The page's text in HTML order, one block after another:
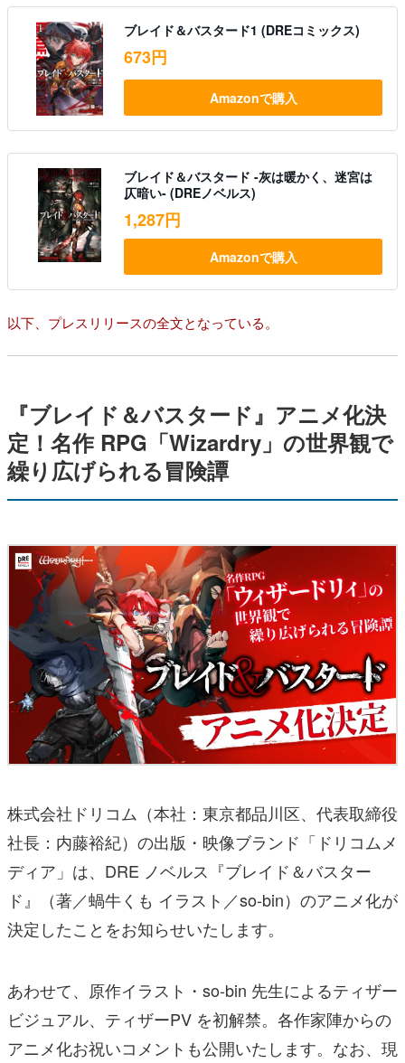
ブレイド＆バスタード1 (DREコミックス)
673円
Amazonで購入
ブレイド＆バスタード -灰は暖かく、迷宮は
仄暗い- (DREノベルス)
1,287円
Amazonで購入
以下、プレスリリースの全文となっている。
『ブレイド＆バスタード』アニメ化決
定！名作 RPG「Wizardry」の世界観で
繰り広げられる冒険譚
株式会社ドリコム（本社：東京都品川区、代表取締役
社長：内藤裕紀）の出版・映像ブランド「ドリコムメ
ディア」は、DRE ノベルス『ブレイド＆バスター
ド』（著／蝸牛くも イラスト／so-bin）のアニメ化が
決定したことをお知らせいたします。
あわせて、原作イラスト・so-bin 先生によるティザー
ビジュアル、ティザーPV を初解禁。各作家陣からの
アニメ化お祝いコメントも公開いたします。なお、現